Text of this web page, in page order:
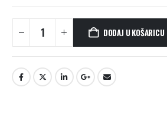
DODAJ U KOŠARICU